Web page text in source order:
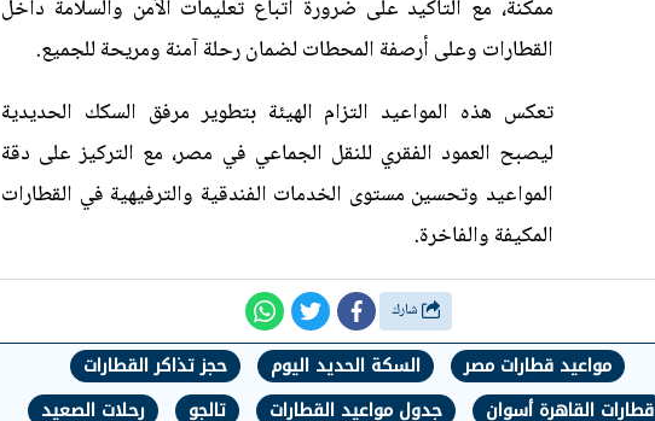
ممكنة، مع التأكيد على ضرورة اتباع تعليمات الأمن والسلامة داخل
القطارات وعلى أرصفة المحطات لضمان رحلة آمنة ومريحة للجميع.
تعكس هذه المواعيد التزام الهيئة بتطوير مرفق السكك الحديدية
ليصبح العمود الفقري للنقل الجماعي في مصر، مع التركيز على دقة
المواعيد وتحسين مستوى الخدمات الفندقية والترفيهية في القطارات
المكيفة والفاخرة.
مواعيد قطارات مصر السكة الحديد اليوم
حجز تذاكر القطارات
قطارات القاهرة أسوان
جدول مواعيد القطارات تالجو رحلات الصعيد